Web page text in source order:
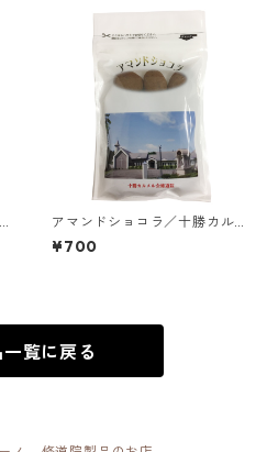
アマンドショコラ／十勝カル
メル会修道院
¥700
覧に戻る